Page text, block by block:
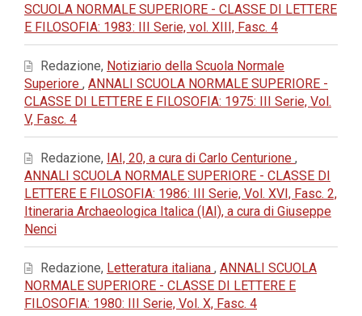
SCUOLA NORMALE SUPERIORE - CLASSE DI LETTERE
E FILOSOFIA: 1983: III Serie, vol. XIII, Fasc. 4
Redazione, Notiziario della Scuola Normale
Superiore , ANNALI SCUOLA NORMALE SUPERIORE -
CLASSE DI LETTERE E FILOSOFIA: 1975: III Serie, Vol.
V, Fasc. 4
Redazione, IAI, 20, a cura di Carlo Centurione ,
ANNALI SCUOLA NORMALE SUPERIORE - CLASSE DI
LETTERE E FILOSOFIA: 1986: III Serie, Vol. XVI, Fasc. 2,
Itineraria Archaeologica Italica (IAI), a cura di Giuseppe
Nenci
Redazione, Letteratura italiana , ANNALI SCUOLA
NORMALE SUPERIORE - CLASSE DI LETTERE E
FILOSOFIA: 1980: III Serie, Vol. X, Fasc. 4